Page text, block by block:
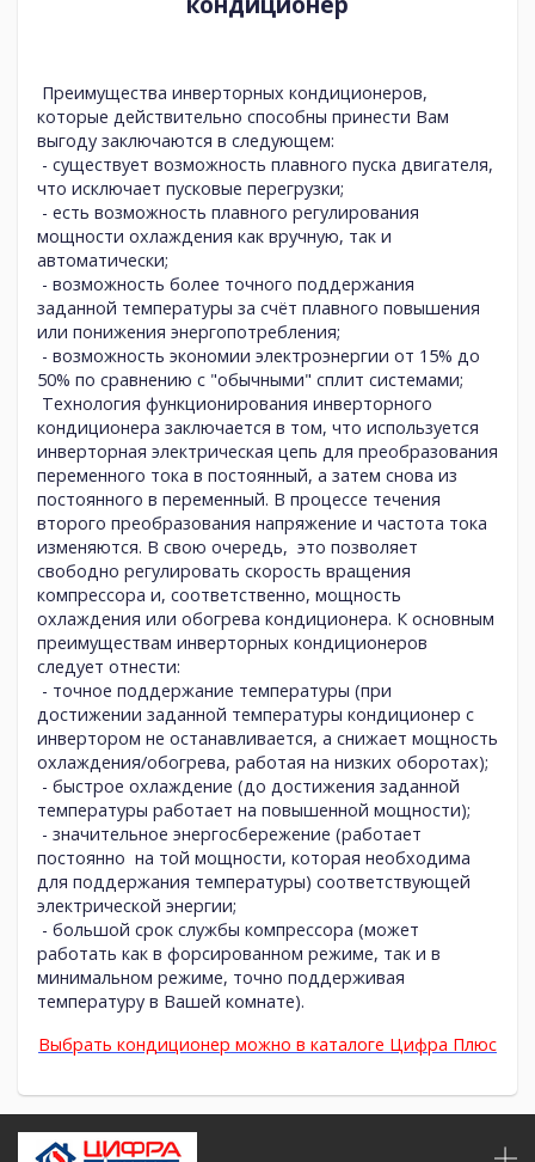
Преимущества инверторных кондиционеров,
которые действительно способны принести Вам
выгоду заключаются в следующем:
- существует возможность плавного пуска двигателя,
что исключает пусковые перегрузки;
- есть возможность плавного регулирования
мощности охлаждения как вручную, так и
автоматически;
- возможность более точного поддержания
заданной температуры за счёт плавного повышения
или понижения энергопотребления;
- возможность экономии электроэнергии от 15% до
50% по сравнению с "обычными" сплит системами;
Технология функционирования инверторного
кондиционера заключается в том, что используется
инверторная электрическая цепь для преобразования
переменного тока в постоянный, а затем снова из
постоянного в переменный. В процессе течения
второго преобразования напряжение и частота тока
изменяются. В свою очередь, это позволяет
свободно регулировать скорость вращения
компрессора и, соответственно, мощность
охлаждения или обогрева кондиционера. К основным
преимуществам инверторных кондиционеров
следует отнести:
- точное поддержание температуры (при
достижении заданной температуры кондиционер с
инвертором не останавливается, а снижает мощность
охлаждения/обогрева, работая на низких оборотах);
- быстрое охлаждение (до достижения заданной
температуры работает на повышенной мощности);
- значительное энергосбережение (работает
постоянно на той мощности, которая необходима
для поддержания температуры) соответствующей
электрической энергии;
- большой срок службы компрессора (может
работать как в форсированном режиме, так и в
минимальном режиме, точно поддерживая
температуру в Вашей комнате).
Выбрать кондиционер можно в каталоге Цифра Плюс